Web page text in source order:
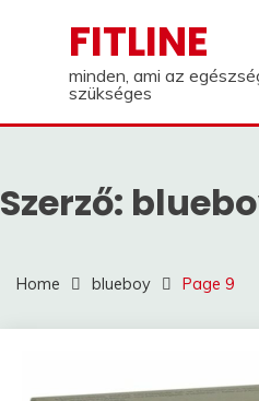
FITLINE
minden, ami az
szükséges
Szerző:
Home blueboy Page 9